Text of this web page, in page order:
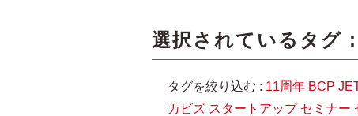
選択されているタグ :
タグを絞り込む : 11周年 BCP
カビズ スタートアップ セミナー